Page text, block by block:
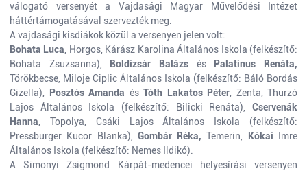
válogató versenyét a Vajdasági Magyar Művelődési Intézet
háttértámogatásával szervezték meg.
A vajdasági kisdiákok közül a versenyen jelen volt:
Bohata Luca , Horgos, Kárász Karolina Általános Iskola (felkészítő:
Bohata Zsuzsanna),
Boldizsár Balázs ésPalatinus Renáta,
Törökbecse, Miloje Ciplic Általános Iskola (felkészítő: Báló Bordás
Gizella),
Posztós Amanda és Tóth Lakatos Péter , Zenta, Thurzó
Lajos Általános Iskola (felkészítő: Bilicki Renáta), Cservenák
Hanna , Topolya, Csáki Lajos Általános Iskola (felkészítő:
Pressburger Kucor Blanka), Gombár Réka,Temerin, Kókai Imre
Általános Iskola (felkészítő: Nemes Ildikó).
A Simonyi Zsigmond Kárpát-medencei helyesírási versenyen